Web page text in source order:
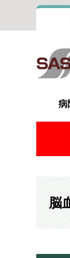
病
院
フロ
外
病
外
脳
呼
脳